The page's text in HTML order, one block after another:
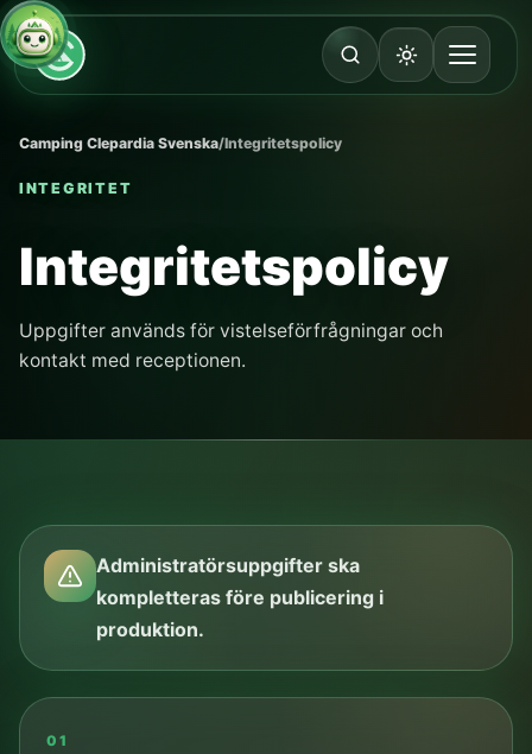
Camping Clepardia Svenska/Integritetspolicy
INTEGRITET
Integritetspolicy
Uppgifter används för vistelseförfrågningar och
kontakt med receptionen.
Administratörsuppgifter ska
kompletteras före publicering i
produktion.
01